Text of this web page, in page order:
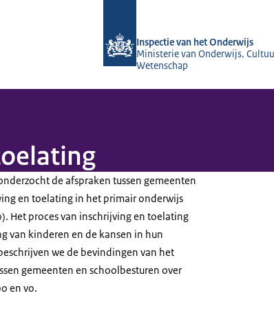
Inspectie van het Onderwijs
Ministerie van Onderwijs,
Wetenschap
de afspraken tussen gemeenten
en toelating in het primair onderwijs
Het proces van inschrijving en toelating
van kinderen en de kansen in hun
we de bevindingen van het
gemeenten en schoolbesturen over
en vo.